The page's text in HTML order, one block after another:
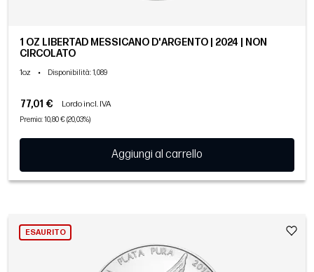
1 OZ LIBERTAD MESSICANO D'ARGENTO | 2024 | NON
CIRCOLATO
1oz • Disponibilità: 1,089
77,01 € Lordo incl. IVA
Premio: 10,80 € (20,03%)
Aggiungi al carrello
ESAURITO